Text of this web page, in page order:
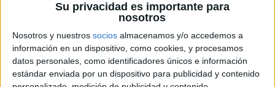
Su privacidad es importante para
nosotros
Nosotros y nuestros socios almacenamos y/o accedemos a
información en un dispositivo, como cookies, y procesamos
datos personales, como identificadores únicos e información
estándar enviada por un dispositivo para publicidad y contenido
Sinopsis: Emmanuelle sale en busca de un placer perdido
y vuela sola a Hong Kong en viaje de negocios. En esta
sensual ciudad global, donde inicia numerosos
encuentros, conoce a Kei, un hombre que la elude
constantemente.